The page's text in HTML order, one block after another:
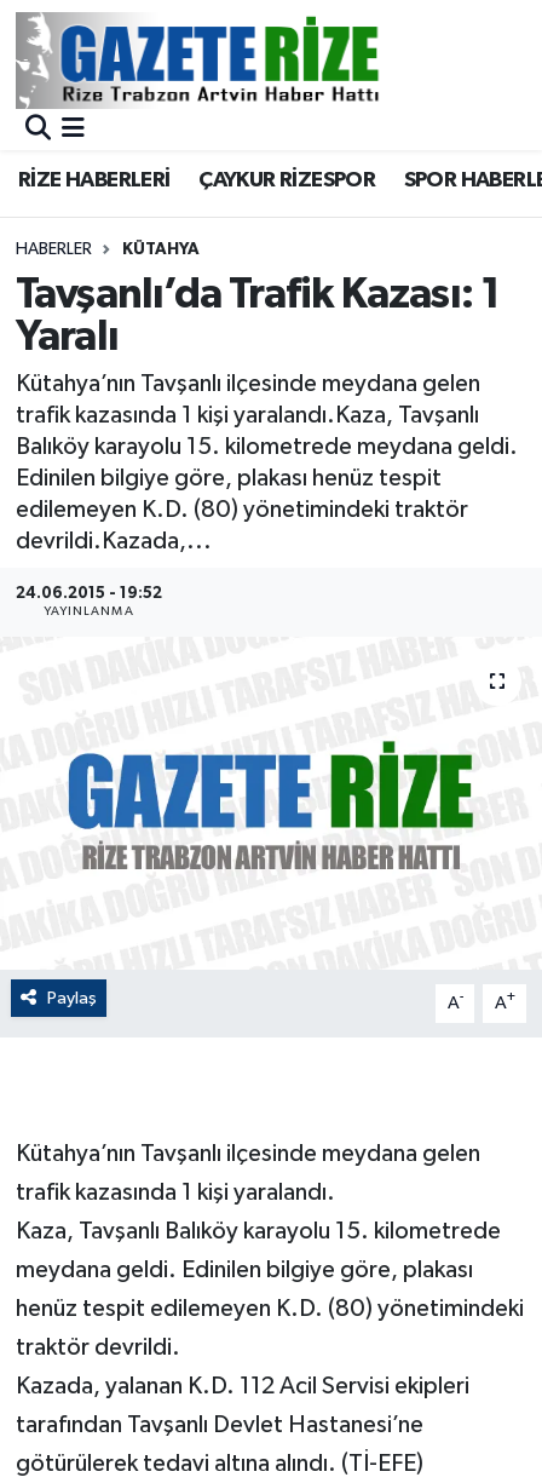
RİZE HABERLERİ ÇAYKUR RİZESPOR SPOR
HABERLER KÜTAHYA
Tavşanlı’da Trafik Kazası: 1
Yaralı
Kütahya’nın Tavşanlı ilçesinde meydana gelen
trafik kazasında 1 kişi yaralandı.Kaza, Tavşanlı
Balıköy karayolu 15. kilometrede meydana geldi.
Edinilen bilgiye göre, plakası henüz tespit
edilemeyen K.D. (80) yönetimindeki traktör
devrildi.Kazada,...
24.06.2015 - 19:52
YAYINLANMA
Paylaş A- A+
Kütahya’nın Tavşanlı ilçesinde meydana gelen
trafik kazasında 1 kişi yaralandı.
Kaza, Tavşanlı Balıköy karayolu 15. kilometrede
meydana geldi. Edinilen bilgiye göre, plakası
henüz tespit edilemeyen K.D. (80) yönetimindeki
traktör devrildi.
Kazada, yalanan K.D. 112 Acil Servisi ekipleri
tarafından Tavşanlı Devlet Hastanesi’ne
götürülerek tedavi altına alındı. (Tİ-EFE)
BÖLGEMİZ
Asayiş
Rize Jandarma Komutanlığı
Bilim Teknoloji
Bölge
Advertising news
Canlı Maç
ÇEVRE
EĞİTİM
EKONOMİ
Flaş Haber
GENEL
GÜNDEM
Güvenlik
HABERDE İNSAN
İNSAN
İş Dünyası
Merkez Nöbetçi Eczaneler
Merkez Trafik Yoğunluk Haritası
Süper Lig Puan Durumu ve Fikstür
Tüm Manşetler
Son Dakika Haberleri
Haber Arşivi